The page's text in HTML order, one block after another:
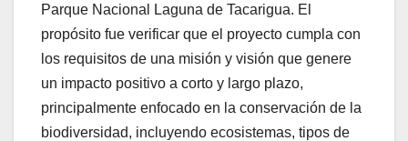
Parque Nacional Laguna de Tacarigua. El
propósito fue verificar que el proyecto cumpla con
los requisitos de una misión y visión que genere
un impacto positivo a corto y largo plazo,
principalmente enfocado en la conservación de la
biodiversidad, incluyendo ecosistemas, tipos de